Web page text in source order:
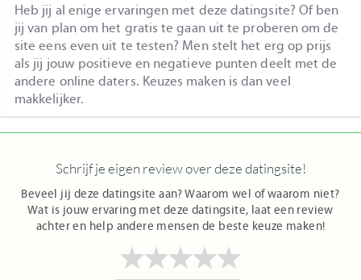
Heb jij al enige ervaringen met deze datingsite? Of ben
jij van plan om het gratis te gaan uit te proberen om de
site eens even uit te testen? Men stelt het erg op prijs
als jij jouw positieve en negatieve punten deelt met de
andere online daters. Keuzes maken is dan veel
makkelijker.
Schrijf je eigen review over deze datingsite!
Beveel jij deze datingsite aan? Waarom wel of waarom niet?
Wat is jouw ervaring met deze datingsite, laat een review
achter en help andere mensen de beste keuze maken!